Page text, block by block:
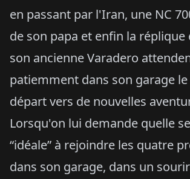
en passant par l'Iran, une NC
de son papa et enfin la réplique
son ancienne Varadero
patiemment dans son garage
départ vers de nouvelles
Lorsqu'on lui demande quelle
“idéale” à rejoindre les quatre
dans son garage, dans un